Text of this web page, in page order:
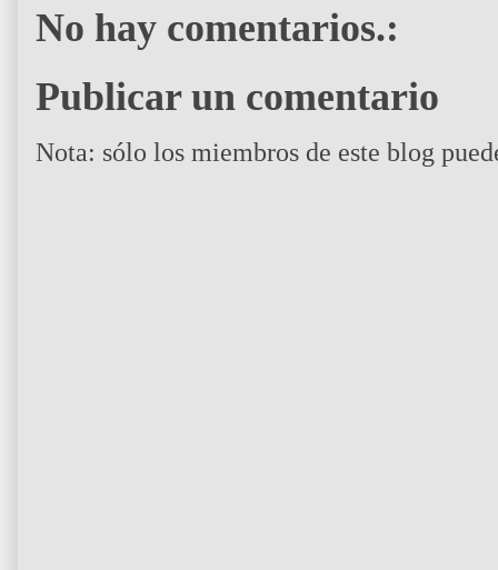
No hay comentarios.:
Publicar un comentario
Nota: sólo los miembros de este blog